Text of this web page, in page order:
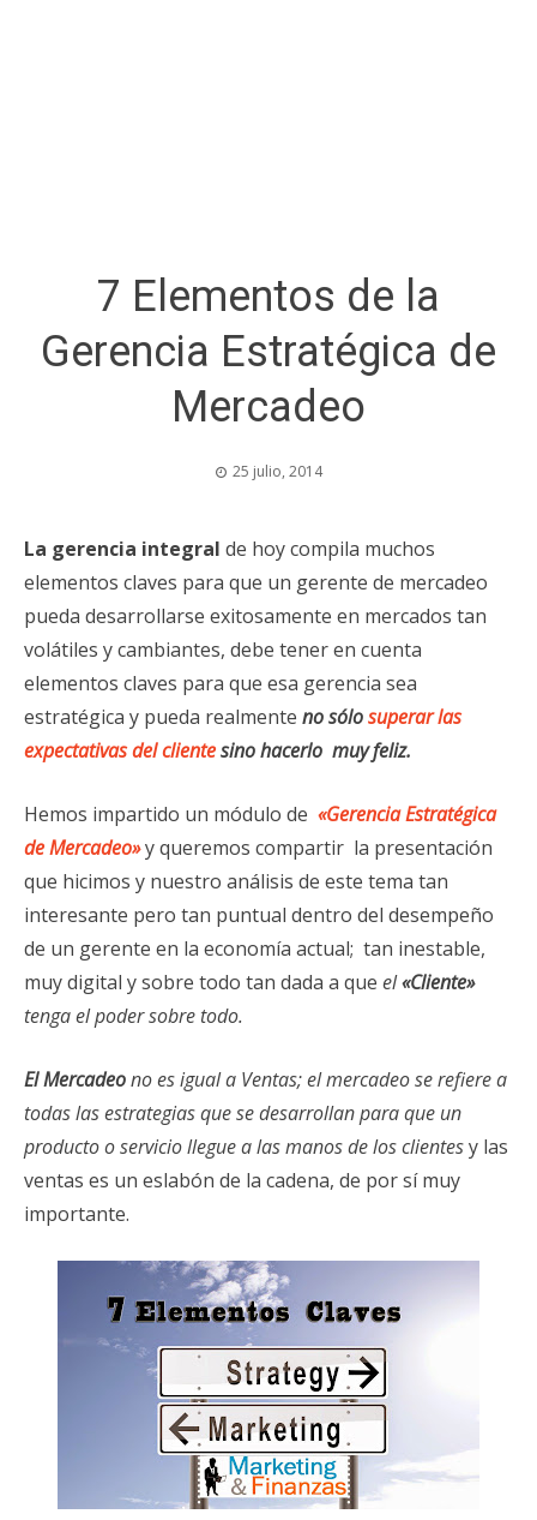
7 Elementos de la
Gerencia Estratégica de
Mercadeo
25 julio, 2014
La gerencia integral de hoy compila muchos
elementos claves para que un gerente de mercadeo
pueda desarrollarse exitosamente en mercados tan
volátiles y cambiantes, debe tener en cuenta
elementos claves para que esa gerencia sea
estratégica y pueda realmente no sólosuperar las
expectativas del clientesino hacerlo muy feliz.
Hemos impartido un módulo de «Gerencia Estratégica
de Mercadeo»y queremos compartir la presentación
que hicimos y nuestro análisis de este tema tan
interesante pero tan puntual dentro del desempeño
de un gerente en la economía actual; tan inestable,
muy digital y sobre todo tan dada a que el«Cliente»
tenga el poder sobre todo.
El Mercadeono es igual a Ventas; el mercadeo se refiere a
todas las estrategias que se desarrollan para que un
producto o servicio llegue a las manos de los clientesy las
ventas es un eslabón de la cadena, de por sí muy
importante.